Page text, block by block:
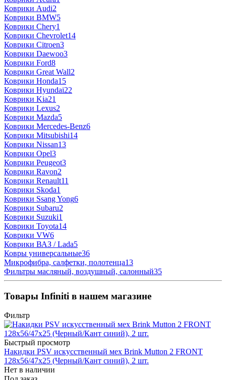
Коврики Audi2
Коврики BMW5
Коврики Chery1
Коврики Chevrolet14
Коврики Citroen3
Коврики Daewoo3
Коврики Ford8
Коврики Great Wall2
Коврики Honda15
Коврики Hyundai22
Коврики Kia21
Коврики Lexus2
Коврики Mazda5
Коврики Mercedes-Benz6
Коврики Mitsubishi14
Коврики Nissan13
Коврики Opel3
Коврики Peugeot3
Коврики Ravon2
Коврики Renault11
Коврики Skoda1
Коврики Ssang Yong6
Коврики Subaru2
Коврики Suzuki1
Коврики Toyota14
Коврики VW6
Коврики ВАЗ / Lada5
Ковры универсальные36
Микрофибра, салфетки, полотенца13
Фильтры масляный, воздушный, салонный35
Товары Infiniti в нашем магазине
Фильтр
Быстрый просмотр
Накидки PSV искусственный мех Brink Mutton 2 FRONT
128x56/47x25 (Черный/Кант синий), 2 шт.
Нет в наличии